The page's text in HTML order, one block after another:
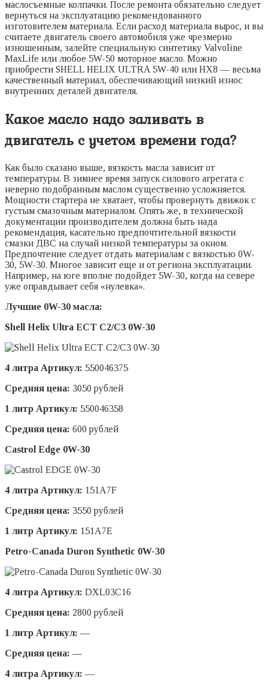
маслосъемные колпачки. После ремонта обязательно следует
вернуться на эксплуатацию рекомендованного
изготовителем материала. Если расход материала вырос, и вы
считаете двигатель своего автомобиля уже чрезмерно
изношенным, залейте специальную синтетику Valvoline
MaxLife или любое 5W-50 моторное масло. Можно
приобрести SHELL HELIX ULTRA 5W-40 или HX8 — весьма
качественный материал, обеспечивающий низкий износ
внутренних деталей двигателя.
Какое масло надо заливать в
двигатель с учетом времени года?
Как было сказано выше, вязкость масла зависит от
температуры. В зимнее время запуск силового агрегата с
неверно подобранным маслом существенно усложняется.
Мощности стартера не хватает, чтобы провернуть движок с
густым смазочным материалом. Опять же, в технической
документации производителем должна быть нада
рекомендация, касательно предпочтительной вязкости
смазки ДВС на случай низкой температуры за окном.
Предпочтение следует отдать материалам с вязкостью 0W-
30, 5W-30. Многое зависит еще и от региона эксплуатации.
Например, на юге вполне подойдет 5W-30, когда на севере
уже оправдывает себя «нулевка».
Лучшие 0W-30 масла:
Shell Helix Ultra ECT C2/C3 0W-30
4 литра Артикул: 550046375
Средняя цена: 3050 рублей
1 литр Артикул: 550046358
Средняя цена: 600 рублей
Castrol Edge 0W-30
4 литра Артикул: 151A7F
Средняя цена: 3550 рублей
1 литр Артикул: 151A7E
Petro-Сanada Duron Synthetic 0W-30
4 литра Артикул: DXL03C16
Средняя цена: 2800 рублей
1 литр Артикул: —
Средняя цена: —
4 литра Артикул: —